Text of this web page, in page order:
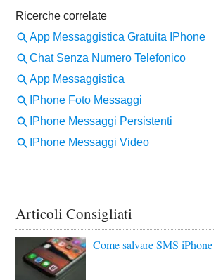
Articoli Consigliati
Come salvare SMS iPhone